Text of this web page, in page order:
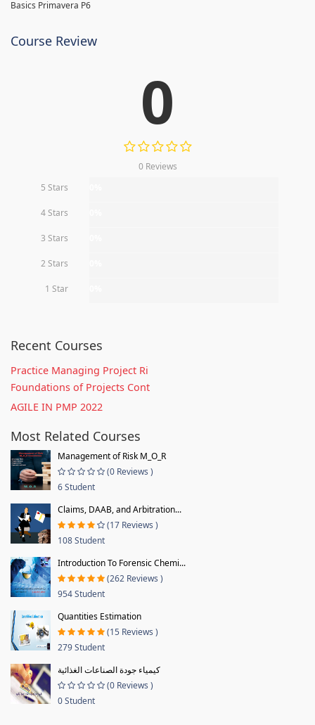
Basics Primavera P6
Course Review
0
0 Reviews
5 Stars
4 Stars
3 Stars
2 Stars
1 Star
Recent Courses
Practice Managing Project Ri
Foundations of Projects Cont
AGILE IN PMP 2022
Most Related Courses
Management of Risk M_O_R
(0 Reviews )
6 Student
Claims, DAAB, and Arbitration...
(17 Reviews )
108 Student
Introduction To Forensic Chemi...
(262 Reviews )
954 Student
Quantities Estimation
(15 Reviews )
279 Student
كيمياء جودة الصناعات الغذائية
(0 Reviews )
0 Student